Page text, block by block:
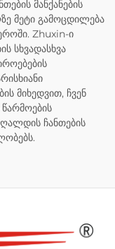
მანქანების
მეტი გამოცდილება
Zhuxin-ი
სხვადასხვა
მიხედვით, ჩვენ
ჩანთების